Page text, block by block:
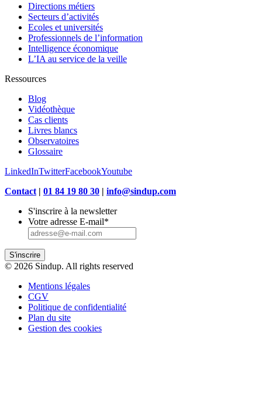
Directions métiers
Secteurs d’activités
Ecoles et universités
Professionnels de l’information
Intelligence économique
L’IA au service de la veille
Ressources
Blog
Vidéothèque
Cas clients
Livres blancs
Observatoires
Glossaire
LinkedInTwitterFacebookYoutube
Contact | 01 84 19 80 30 | info@sindup.com
S'inscrire à la newsletter
Votre adresse E-mail*
S'inscrire
© 2026 Sindup. All rights reserved
Mentions légales
CGV
Politique de confidentialité
Plan du site
Gestion des cookies